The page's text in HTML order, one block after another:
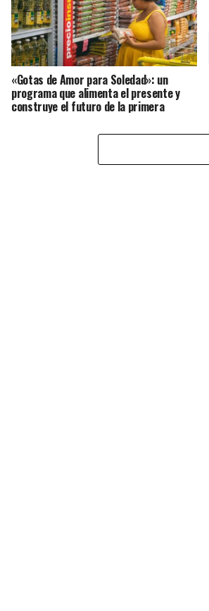
«Gotas de Amor para Soledad»: un
programa que alimenta el presente y
construye el futuro de la primera